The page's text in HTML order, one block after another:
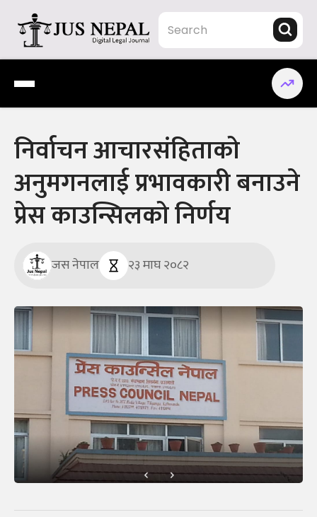
content
Jus Nepal | www.jusnepal.com
Digital Legal Journal
निर्वाचन आचारसंहिताको
अनुमगनलाई प्रभावकारी बनाउने
प्रेस काउन्सिलको निर्णय
जस नेपाल २३ माघ २०८२